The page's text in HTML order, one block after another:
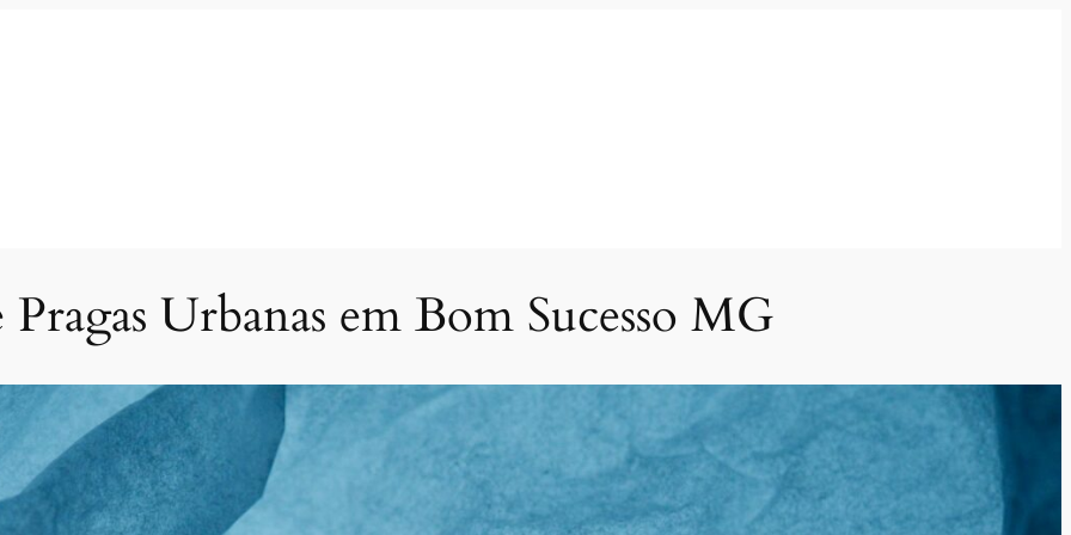
Urbanas em Bom Sucesso MG